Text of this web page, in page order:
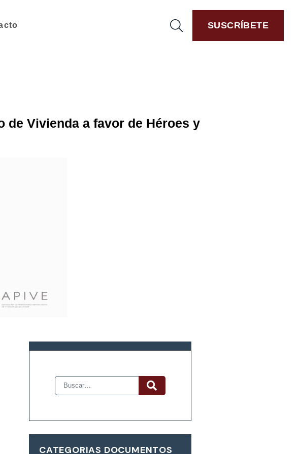
SUSCRÍBETE
de Vivienda a favor de Héroes y
CATEGORIAS DOCUMENTOS